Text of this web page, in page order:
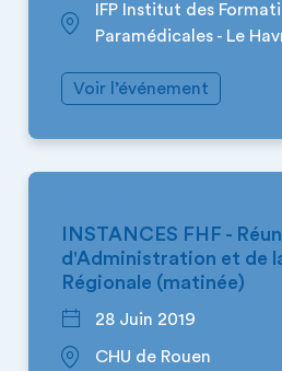
IFP Institut des
Paramédicales - Le
Voir l’événement
INSTANCES FHF -
d'Administration et de
Régionale (matinée)
28 Juin 2019
CHU de Rouen